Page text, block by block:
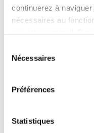
continuerez à
nécessaires au
Nécessaires
Préférences
Statistiques
résistance de la
a été utilisée pour
jardins et les
cuite d'Impruneta
aujourd'hui et les
fours, petits et
référence dans le